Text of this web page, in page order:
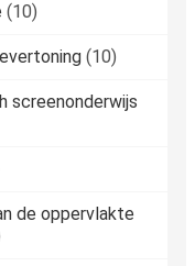
(10)
(10)
screenonderwijs
de oppervlakte